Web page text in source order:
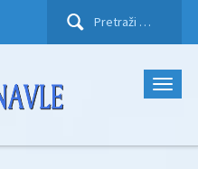
Pretraži: